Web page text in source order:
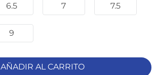
6.5 7 7.5
9
AÑADIR AL CARRITO